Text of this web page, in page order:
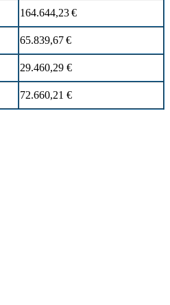
164.644,23 €
65.839,67 €
29.460,29 €
72.660,21 €